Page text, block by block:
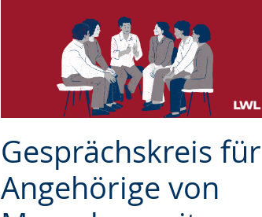
Gesprächskreis für
Angehörige von